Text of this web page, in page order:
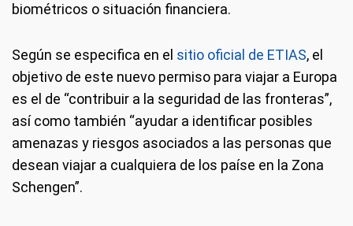
biométricos o situación financiera.
Según se especifica en el sitio oficial de ETIAS, el
objetivo de este nuevo permiso para viajar a Europa
es el de “contribuir a la seguridad de las fronteras”,
así como también “ayudar a identificar posibles
amenazas y riesgos asociados a las personas que
desean viajar a cualquiera de los paíse en la Zona
Schengen”.